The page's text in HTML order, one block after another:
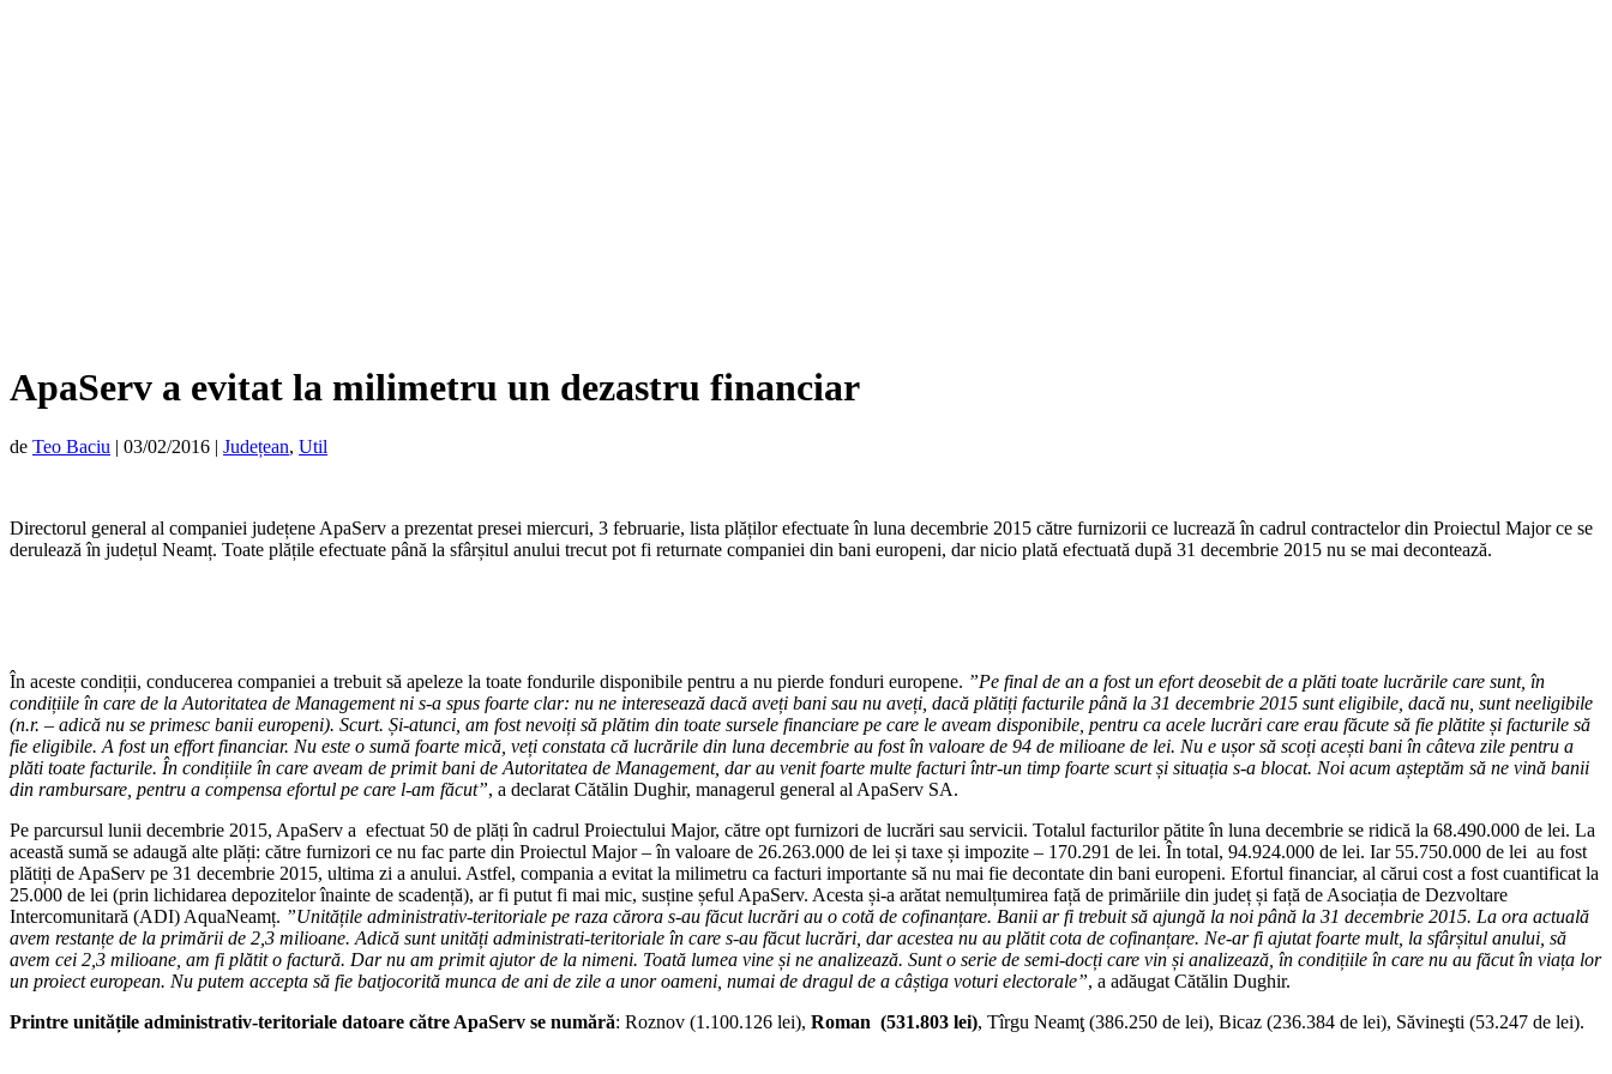
ApaServ a evitat la milimetru un dezastru financiar
de Teo Baciu | 03/02/2016 | Județean, Util
Directorul general al companiei județene ApaServ a prezentat presei miercuri, 3 februarie, lista plăților efectuate în luna decembrie 2015 către furnizorii ce lucrează în cadrul contractelor din Proiectul Major ce se
derulează în județul Neamț. Toate plățile efectuate până la sfârșitul anului trecut pot fi returnate companiei din bani europeni, dar nicio plată efectuată după 31 decembrie 2015 nu se mai decontează.
În aceste condiții, conducerea companiei a trebuit să apeleze la toate fondurile disponibile pentru a nu pierde fonduri europene. ”Pe final de an a fost un efort deosebit de a plăti toate lucrările care sunt, în
condițiile în care de la Autoritatea de Management ni s-a spus foarte clar: nu ne interesează dacă aveți bani sau nu aveți, dacă plătiți facturile până la 31 decembrie 2015 sunt eligibile, dacă nu, sunt neeligibile
(n.r. – adică nu se primesc banii europeni). Scurt. Și-atunci, am fost nevoiți să plătim din toate sursele financiare pe care le aveam disponibile, pentru ca acele lucrări care erau făcute să fie plătite și facturile să
fie eligibile. A fost un effort financiar. Nu este o sumă foarte mică, veți constata că lucrările din luna decembrie au fost în valoare de 94 de milioane de lei. Nu e ușor să scoți acești bani în câteva zile pentru a
plăti toate facturile. În condițiile în care aveam de primit bani de Autoritatea de Management, dar au venit foarte multe facturi într-un timp foarte scurt și situația s-a blocat. Noi acum așteptăm să ne vină banii
din rambursare, pentru a compensa efortul pe care l-am făcut”, a declarat Cătălin Dughir, managerul general al ApaServ SA.
Pe parcursul lunii decembrie 2015, ApaServ a efectuat 50 de plăți în cadrul Proiectului Major, către opt furnizori de lucrări sau servicii. Totalul facturilor pătite în luna decembrie se ridică la 68.490.000 de lei. La
această sumă se adaugă alte plăți: către furnizori ce nu fac parte din Proiectul Major – în valoare de 26.263.000 de lei și taxe și impozite – 170.291 de lei. În total, 94.924.000 de lei. Iar 55.750.000 de lei au fost
plătiți de ApaServ pe 31 decembrie 2015, ultima zi a anului. Astfel, compania a evitat la milimetru ca facturi importante să nu mai fie decontate din bani europeni. Efortul financiar, al cărui cost a fost cuantificat la
25.000 de lei (prin lichidarea depozitelor înainte de scadență), ar fi putut fi mai mic, susține șeful ApaServ. Acesta și-a arătat nemulțumirea față de primăriile din județ și față de Asociația de Dezvoltare
Intercomunitară (ADI) AquaNeamț. ”Unitățile administrativ-teritoriale pe raza cărora s-au făcut lucrări au o cotă de cofinanțare. Banii ar fi trebuit să ajungă la noi până la 31 decembrie 2015. La ora actuală
avem restanțe de la primării de 2,3 milioane. Adică sunt unități administrati-teritoriale în care s-au făcut lucrări, dar acestea nu au plătit cota de cofinanțare. Ne-ar fi ajutat foarte mult, la sfârșitul anului, să
avem cei 2,3 milioane, am fi plătit o factură. Dar nu am primit ajutor de la nimeni. Toată lumea vine și ne analizează. Sunt o serie de semi-docți care vin și analizează, în condițiile în care nu au făcut în viața lor
un proiect european. Nu putem accepta să fie batjocorită munca de ani de zile a unor oameni, numai de dragul de a câștiga voturi electorale”, a adăugat Cătălin Dughir.
Printre unitățile administrativ-teritoriale datoare către ApaServ se numără: Roznov (1.100.126 lei), Roman (531.803 lei), Tîrgu Neamţ (386.250 de lei), Bicaz (236.384 de lei), Săvineşti (53.247 de lei).